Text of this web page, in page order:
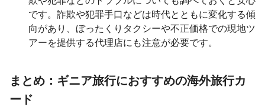
です。詐欺や犯罪手口などは時代とともに変化する傾
向があり、ぼったくりタクシーや不正価格での現地ツ
アーを提供する代理店にも注意が必要です。
まとめ：ギニア旅行におすすめの海外旅行カ
ード